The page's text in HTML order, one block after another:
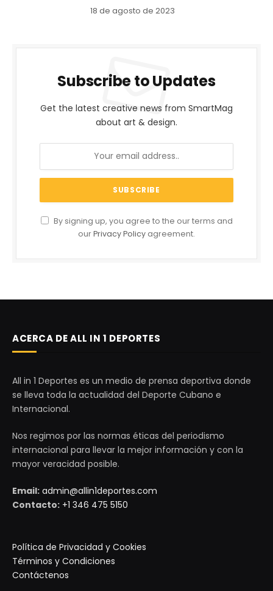
18 de agosto de 2023
Subscribe to Updates
Get the latest creative news from SmartMag
about art & design.
By signing up, you agree to the our terms and
ourPrivacy Policy agreement.
ACERCA DE ALL IN 1 DEPORTES
All in 1 Deportes es un medio de prensa deportiva donde
se lleva toda la actualidad del Deporte Cubano e
Internacional.
Nos regimos por las normas éticas del periodismo
internacional para llevar la mejor información y con la
mayor veracidad posible.
Email: admin@allin1deportes.com
Contacto: +1 346 475 5150
Política de Privacidad y Cookies
Términos y Condiciones
Contáctenos